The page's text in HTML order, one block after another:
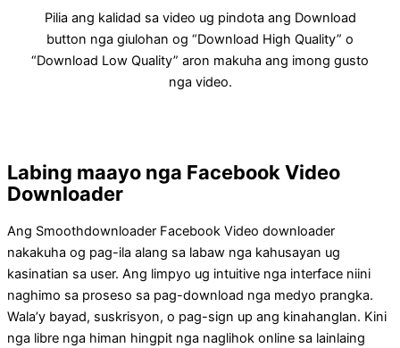
Pilia ang kalidad sa video ug pindota ang Download
button nga giulohan og “Download High Quality” o
“Download Low Quality” aron makuha ang imong gusto
nga video.
Labing maayo nga Facebook Video
Downloader
Ang Smoothdownloader Facebook Video downloader
nakakuha og pag-ila alang sa labaw nga kahusayan ug
kasinatian sa user. Ang limpyo ug intuitive nga interface niini
naghimo sa proseso sa pag-download nga medyo prangka.
Wala’y bayad, suskrisyon, o pag-sign up ang kinahanglan. Kini
nga libre nga himan hingpit nga naglihok online sa lainlaing